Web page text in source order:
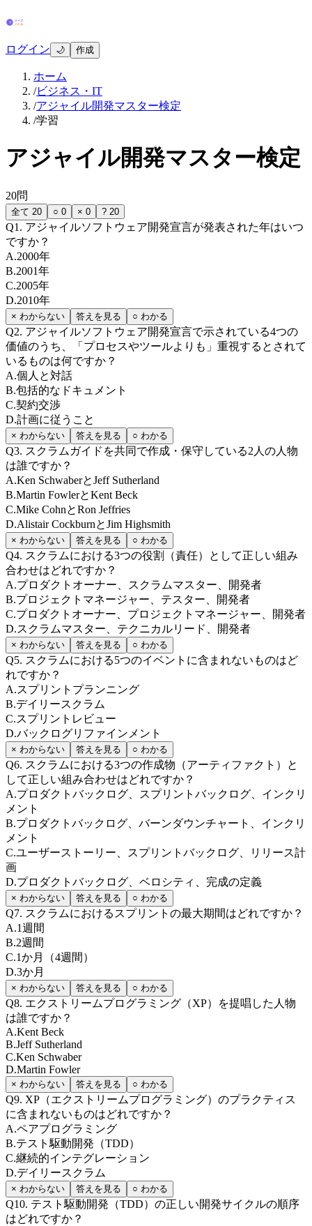
ログイン 🌙 作成
ホーム
/ビジネス・IT
/アジャイル開発マスター検定
/学習
アジャイル開発マスター検定
20問
全て 20 ○ 0 × 0 ? 20
Q1 . アジャイルソフトウェア開発宣言が発表された年はいつ
ですか？
A.2000年
B.2001年
C.2005年
D.2010年
× わからない 答えを見る ○ わかる
Q2. アジャイルソフトウェア開発宣言で示されている4つの
価値のうち、「プロセスやツールよりも」重視するとされて
いるものは何ですか？
A.個人と対話
B.包括的なドキュメント
C.契約交渉
D.計画に従うこと
× わからない 答えを見る ○ わかる
Q3. スクラムガイドを共同で作成・保守している2人の人物
は誰ですか？
A.Ken SchwaberとJeff Sutherland
B.Martin FowlerとKent Beck
C.Mike CohnとRon Jeffries
D.Alistair CockburnとJim Highsmith
× わからない 答えを見る ○ わかる
Q4. スクラムにおける3つの役割（責任）として正しい組み
合わせはどれですか？
A.プロダクトオーナー、スクラムマスター、開発者
B.プロジェクトマネージャー、テスター、開発者
C.プロダクトオーナー、プロジェクトマネージャー、開発者
D.スクラムマスター、テクニカルリード、開発者
× わからない 答えを見る ○ わかる
Q5. スクラムにおける5つのイベントに含まれないものはど
れですか？
A.スプリントプランニング
B.デイリースクラム
C.スプリントレビュー
D.バックログリファインメント
× わからない 答えを見る ○ わかる
Q6. スクラムにおける3つの作成物（アーティファクト）と
して正しい組み合わせはどれですか？
A.プロダクトバックログ、スプリントバックログ、インクリ
メント
B.プロダクトバックログ、バーンダウンチャート、インクリ
メント
C.ユーザーストーリー、スプリントバックログ、リリース計
画
D.プロダクトバックログ、ベロシティ、完成の定義
× わからない 答えを見る ○ わかる
Q7. スクラムにおけるスプリントの最大期間はどれですか？
A.1週間
B.2週間
C.1か月（4週間）
D.3か月
× わからない 答えを見る ○ わかる
Q8. エクストリームプログラミング（XP）を提唱した人物
は誰ですか？
A.Kent Beck
B.Jeff Sutherland
C.Ken Schwaber
D.Martin Fowler
× わからない 答えを見る ○ わかる
Q9. XP（エクストリームプログラミング）のプラクティス
に含まれないものはどれですか？
A.ペアプログラミング
B.テスト駆動開発（TDD）
C.継続的インテグレーション
D.デイリースクラム
× わからない 答えを見る ○ わかる
Q10. テスト駆動開発（TDD）の正しい開発サイクルの順序
はどれですか？